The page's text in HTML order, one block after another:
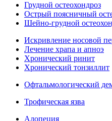
Грудной остеохондроз
Острый поясничный
Шейно-грудной
Искривление носовой
Лечение храпа и апноэ
Хронический ринит
Хронический тонзиллит
Офтальмологический
Трофическая язва
Алопеция